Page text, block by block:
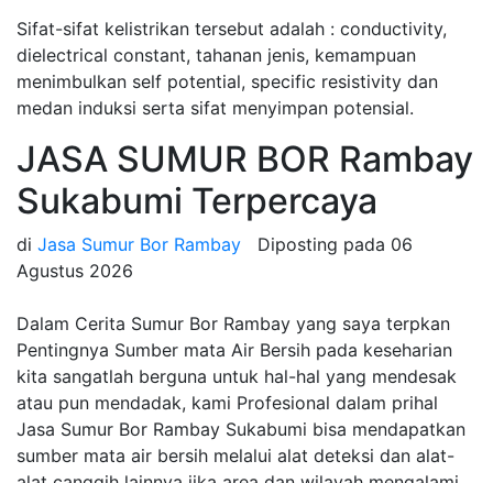
Sifat-sifat kelistrikan tersebut adalah : conductivity,
dielectrical constant, tahanan jenis, kemampuan
menimbulkan self potential, specific resistivity dan
medan induksi serta sifat menyimpan potensial.
JASA SUMUR BOR Rambay
Sukabumi Terpercaya
di Jasa Sumur Bor Rambay Diposting pada 06
Agustus 2026
Dalam Cerita Sumur Bor Rambay yang saya terpkan
Pentingnya Sumber mata Air Bersih pada keseharian
kita sangatlah berguna untuk hal-hal yang mendesak
atau pun mendadak, kami Profesional dalam prihal
Jasa Sumur Bor Rambay Sukabumi bisa mendapatkan
sumber mata air bersih melalui alat deteksi dan alat-